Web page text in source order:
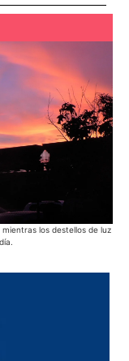
los destellos de luz